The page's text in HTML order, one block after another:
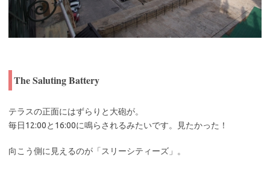
The Saluting Battery
テラスの正面にはずらりと大砲が。
毎日12:00と16:00に鳴らされるみたいです。見たかった！
向こう側に見えるのが「スリーシティーズ」。